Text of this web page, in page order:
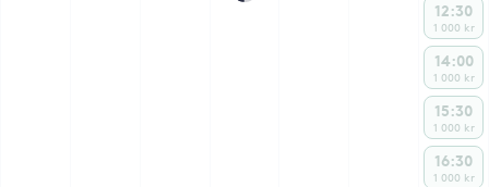
12:30
1 000 kr
14:00
1 000 kr
15:30
1 000 kr
16:30
1 000 kr